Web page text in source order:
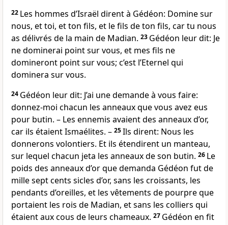
22 Les hommes d’Israël dirent à Gédéon: Domine sur
nous, et toi, et ton fils, et le fils de ton fils, car tu nous
as délivrés de la main de Madian. 23 Gédéon leur dit: Je
ne dominerai point sur vous, et mes fils ne
domineront point sur vous; c’est l’Eternel qui
dominera sur vous.
24 Gédéon leur dit: J’ai une demande à vous faire:
donnez-moi chacun les anneaux que vous avez eus
pour butin. – Les ennemis avaient des anneaux d’or,
car ils étaient Ismaélites. – 25Ils dirent: Nous les
donnerons volontiers. Et ils étendirent un manteau,
sur lequel chacun jeta les anneaux de son butin. 26 Le
poids des anneaux d’or que demanda Gédéon fut de
mille sept cents sicles d’or, sans les croissants, les
pendants d’oreilles, et les vêtements de pourpre que
portaient les rois de Madian, et sans les colliers qui
étaient aux cous de leurs chameaux. 27 Gédéon en fit